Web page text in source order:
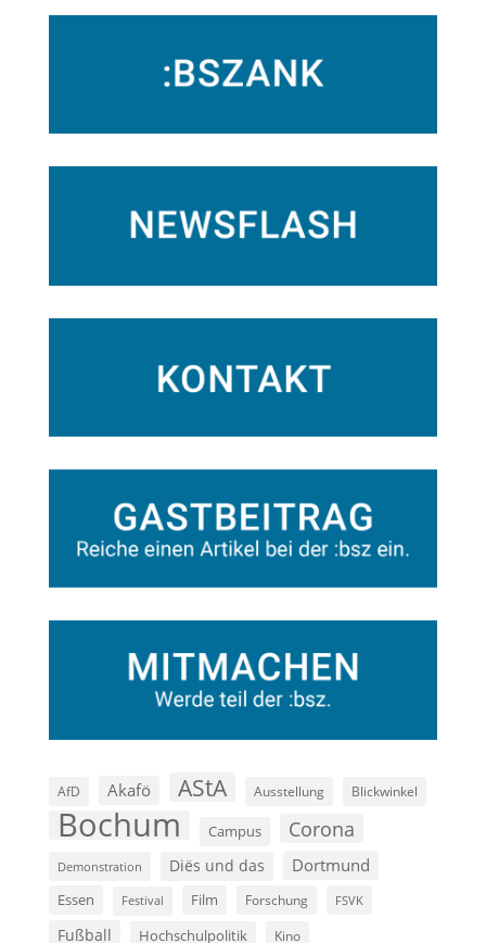
AfD Akafö AStA Ausstellung Blickwinkel
Bochum Campus Corona
Demonstration Diës und das Dortmund
Essen Festival Film Forschung FSVK
Fußball Hochschulpolitik Kino